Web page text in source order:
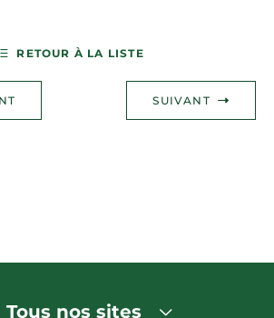
RETOUR À LA LISTE
SUIVANT
Tous nos sites